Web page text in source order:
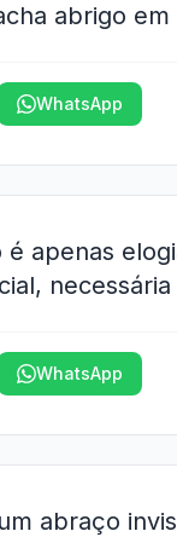
abrigo em
WhatsApp
é apenas
necessária
WhatsApp
abraço